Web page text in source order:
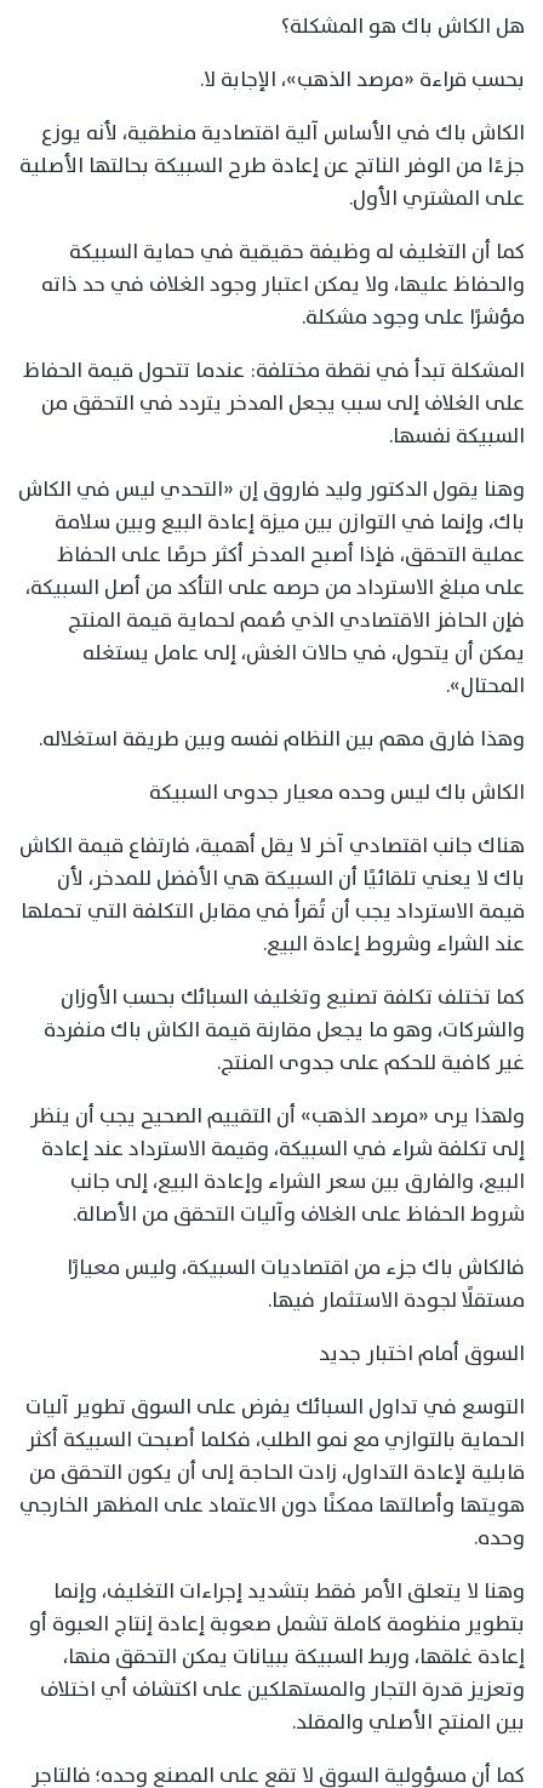
هل الكاش باك هو المشكلة؟
بحسب قراءة «مرصد الذهب»، الإجابة لا.
الكاش باك في الأساس آلية اقتصادية منطقية، لأنه يوزع
جزءًا من الوفر الناتج عن إعادة طرح السبيكة بحالتها الأصلية
على المشتري الأول.
كما أن التغليف له وظيفة حقيقية في حماية السبيكة
والحفاظ عليها، ولا يمكن اعتبار وجود الغلاف في حد ذاته
مؤشرًا على وجود مشكلة.
المشكلة تبدأ في نقطة مختلفة: عندما تتحول قيمة الحفاظ
على الغلاف إلى سبب يجعل المدخر يتردد في التحقق من
السبيكة نفسها.
وهنا يقول الدكتور وليد فاروق إن «التحدي ليس في الكاش
باك، وإنما في التوازن بين ميزة إعادة البيع وبين سلامة
عملية التحقق، فإذا أصبح المدخر أكثر حرصًا على الحفاظ
على مبلغ الاسترداد من حرصه على التأكد من أصل السبيكة،
فإن الحافز الاقتصادي الذي صُمم لحماية قيمة المنتج
يمكن أن يتحول، في حالات الغش، إلى عامل يستغله
المحتال».
وهذا فارق مهم بين النظام نفسه وبين طريقة استغلاله.
الكاش باك ليس وحده معيار جدوى السبيكة
هناك جانب اقتصادي آخر لا يقل أهمية، فارتفاع قيمة الكاش
باك لا يعني تلقائيًا أن السبيكة هي الأفضل للمدخر، لأن
قيمة الاسترداد يجب أن تُقرأ في مقابل التكلفة التي تحملها
عند الشراء وشروط إعادة البيع.
كما تختلف تكلفة تصنيع وتغليف السبائك بحسب الأوزان
والشركات، وهو ما يجعل مقارنة قيمة الكاش باك منفردة
غير كافية للحكم على جدوى المنتج.
ولهذا يرى «مرصد الذهب» أن التقييم الصحيح يجب أن ينظر
إلى تكلفة شراء في السبيكة، وقيمة الاسترداد عند إعادة
البيع، والفارق بين سعر الشراء وإعادة البيع، إلى جانب
شروط الحفاظ على الغلاف وآليات التحقق من الأصالة.
فالكاش باك جزء من اقتصاديات السبيكة، وليس معيارًا
مستقلًا لجودة الاستثمار فيها.
السوق أمام اختبار جديد
التوسع في تداول السبائك يفرض على السوق تطوير آليات
الحماية بالتوازي مع نمو الطلب، فكلما أصبحت السبيكة أكثر
قابلية لإعادة التداول، زادت الحاجة إلى أن يكون التحقق من
هويتها وأصالتها ممكنًا دون الاعتماد على المظهر الخارجي
وحده.
وهنا لا يتعلق الأمر فقط بتشديد إجراءات التغليف، وإنما
بتطوير منظومة كاملة تشمل صعوبة إعادة إنتاج العبوة أو
إعادة غلقها، وربط السبيكة ببيانات يمكن التحقق منها،
وتعزيز قدرة التجار والمستهلكين على اكتشاف أي اختلاف
بين المنتج الأصلي والمقلد.
كما أن مسؤولية السوق لا تقع على المصنع وحده؛ فالتاجر